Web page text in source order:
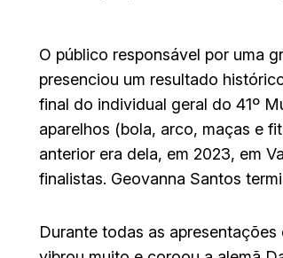
O público responsável por uma
presenciou um resultado
final do individual geral do 41º
aparelhos (bola, arco, maças e
anterior era dela, em 2023, em
finalistas. Geovanna Santos
Durante todas as